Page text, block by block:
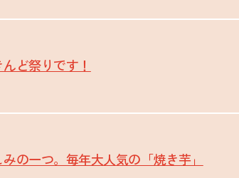
ど祭りです！
の一つ。毎年大人気の「焼き芋」